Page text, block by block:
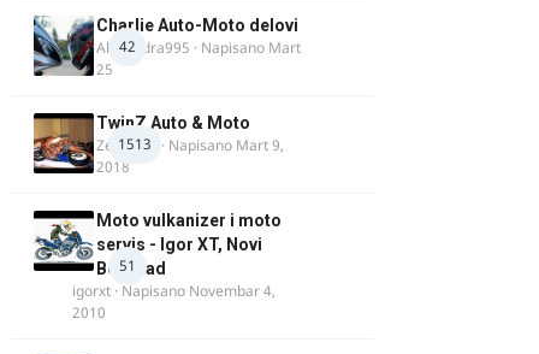
42
Charlie Auto-Moto delovi
Alexandra995 · Napisano Mart
25
1513
TwinZ Auto & Moto
Zeljkamp · Napisano Mart 9,
2018
51
Moto vulkanizer i moto
servis - Igor XT, Novi
Beograd
igorxt · Napisano Novembar 4,
2010